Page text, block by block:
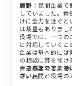
鹿野： 民間企業で
していました。
けに全力を注ぐと
は裁量もありまし
役場では、一つの
に対応していくこ
企業は基本的には
の相談に耳を傾け
直接感謝の言葉を
が、民間と役場の
ーこれまでで、特
さい。